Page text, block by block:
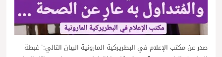
صدر عن مكتب الإعلام في البطريركية المارونية البيان التالي:” غبطة